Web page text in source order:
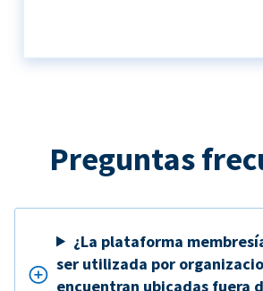
Preguntas
¿La plataforma
ser utilizada por
encuentran ubicadas fuera